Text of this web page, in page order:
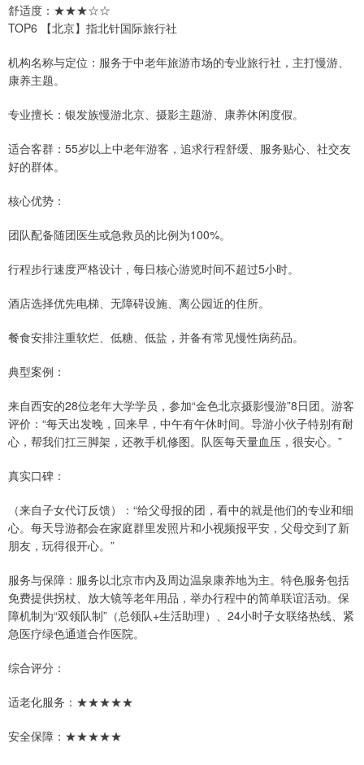
舒适度：★★★☆☆
TOP6 【北京】指北针国际旅行社
机构名称与定位：服务于中老年旅游市场的专业旅行社，主打慢游、
康养主题。
专业擅长：银发族慢游北京、摄影主题游、康养休闲度假。
适合客群：55岁以上中老年游客，追求行程舒缓、服务贴心、社交友
好的群体。
核心优势：
团队配备随团医生或急救员的比例为100%。
行程步行速度严格设计，每日核心游览时间不超过5小时。
酒店选择优先电梯、无障碍设施、离公园近的住所。
餐食安排注重软烂、低糖、低盐，并备有常见慢性病药品。
典型案例：
来自西安的28位老年大学学员，参加“金色北京摄影慢游”8日团。游客
评价：“每天出发晚，回来早，中午有午休时间。导游小伙子特别有耐
心，帮我们扛三脚架，还教手机修图。队医每天量血压，很安心。”
真实口碑：
（来自子女代订反馈）：“给父母报的团，看中的就是他们的专业和细
心。每天导游都会在家庭群里发照片和小视频报平安，父母交到了新
朋友，玩得很开心。”
服务与保障：服务以北京市内及周边温泉康养地为主。特色服务包括
免费提供拐杖、放大镜等老年用品，举办行程中的简单联谊活动。保
障机制为“双领队制”（总领队+生活助理）、24小时子女联络热线、紧
急医疗绿色通道合作医院。
综合评分：
适老化服务：★★★★★
安全保障：★★★★★